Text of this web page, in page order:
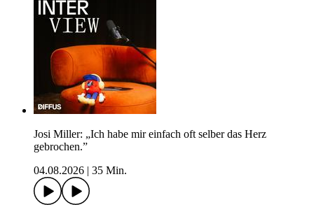
Josi Miller: „Ich habe mir einfach oft selber das Herz
gebrochen.”
04.08.2026
35 Min.